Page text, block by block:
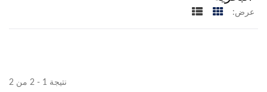
عرض:
نتيجة 1 - 2 من 2